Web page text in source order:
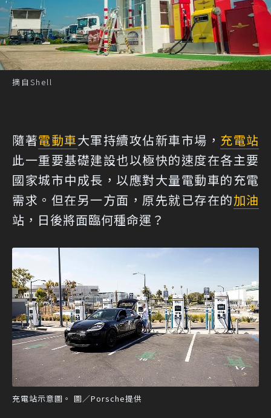
摘自Shell
隨著電動車大軍持續攻佔新車市場， 充電站
此一重要基礎建設也以極快的速度在各主要
國家城市中成長，以應對大量電動車的充電
需求。但在另一方面，原先就已存在的加油
站，日後將面臨何種命運？
充電站示意圖。 圖／Porsche提供